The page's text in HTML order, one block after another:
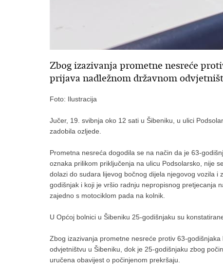
Zbog izazivanja prometne nesreće
prijava nadležnom državnom
Foto: Ilustracija
Jučer, 19. svibnja oko 12 sati u Šibeniku, u ulici
zadobila ozljede.
Prometna nesreća dogodila se na način da je 63-
oznaka prilikom priključenja na ulicu Podsolarsko, nije
dolazi do sudara lijevog bočnog dijela njegovog vozila
godišnjak i koji je vršio radnju nepropisnog pretjecanja
zajedno s motociklom pada na kolnik.
U Općoj bolnici u Šibeniku 25-godišnjaku su
Zbog izazivanja prometne nesreće protiv 63-
odvjetništvu u Šibeniku, dok je 25-godišnjaku zbog
uručena obavijest o počinjenom prekršaju.